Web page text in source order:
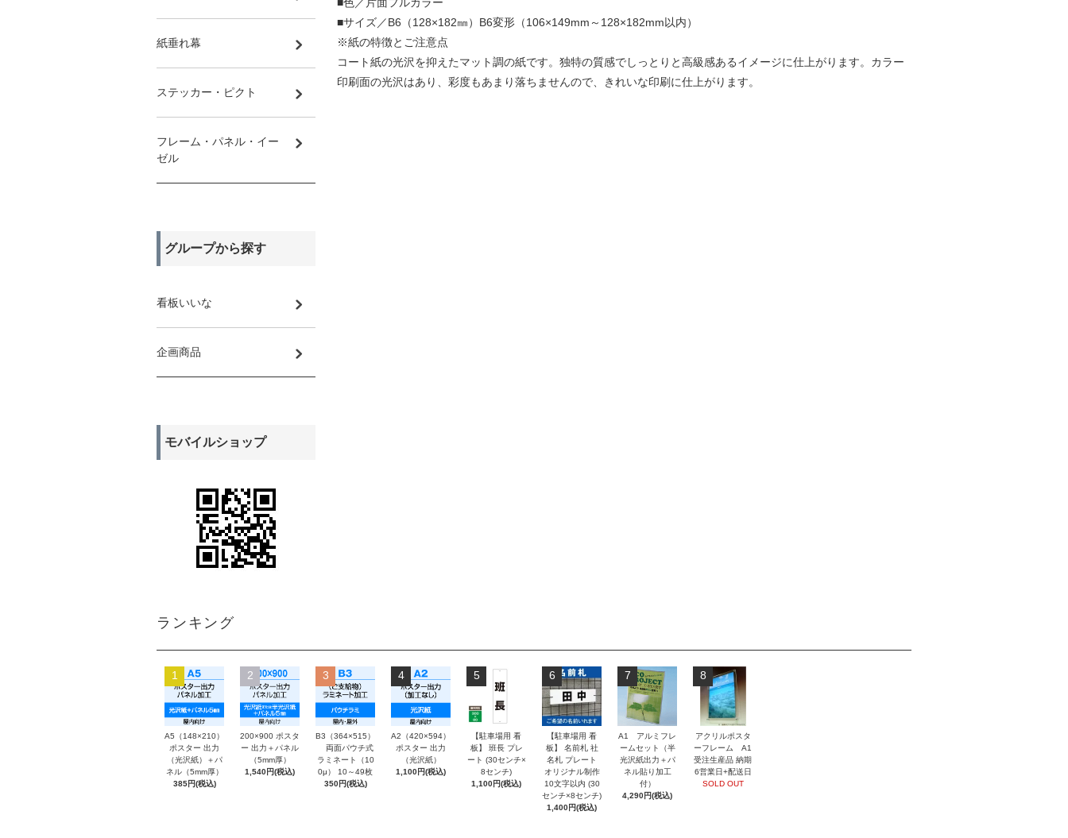
■サイズ／B6（128×182㎜）B6変形（106×149mm～128×182mm以内）
※紙の特徴とご注意点
コート紙の光沢を抑えたマット調の紙です。独特の質感でしっとりと高級感あるイメージに仕上がります。カラー
印刷面の光沢はあり、彩度もあまり落ちませんので、きれいな印刷に仕上がります。
紙垂れ幕
ステッカー・ピクト
フレーム・パネル・イー
ゼル
グループから探す
看板いいな
企画商品
モバイルショップ
ランキング
1
A5（148×210）
ポスター 出力
（光沢紙）＋パ
ネル（5mm厚）
385円(税込)
2
200×900 ポスタ
ー 出力＋パネル
（5mm厚）
1,540円(税込)
3
B3（364×515）
両面パウチ式
ラミネート（10
0μ） 10～49枚
350円(税込)
4
A2（420×594）
ポスター 出力
（光沢紙）
1,100円(税込)
5
【駐車場用 看
板】 班長 プレ
ート (30センチ×
8センチ)
1,100円(税込)
6
【駐車場用 看
板】 名前札 社
名札 プレート
オリジナル制作
10文字以内 (30
センチ×8センチ)
1,400円(税込)
7
A1 アルミフレ
ームセット（半
光沢紙出力＋パ
ネル貼り加工
付）
4,290円(税込)
8
アクリルポスタ
ーフレーム A1
受注生産品 納期
6営業日+配送日
SOLD OUT